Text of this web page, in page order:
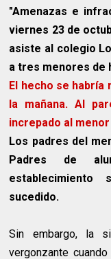
"Amenazas e
viernes 23 de
asiste al colegio
a tres menores de
El hecho se habría
la mañana. Al
increpado al
Los padres del
Padres de
sucedido.
Sin embargo, la
vergonzante